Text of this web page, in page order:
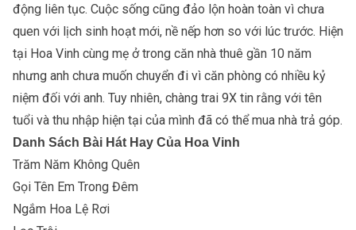
động liên tục. Cuộc sống cũng đảo lộn hoàn toàn vì chưa
quen với lịch sinh hoạt mới, nề nếp hơn so với lúc trước. Hiện
tại Hoa Vinh cùng mẹ ở trong căn nhà thuê gần 10 năm
nhưng anh chưa muốn chuyển đi vì căn phòng có nhiều kỷ
niệm đối với anh. Tuy nhiên, chàng trai 9X tin rằng với tên
tuổi và thu nhập hiện tại của mình đã có thể mua nhà trả góp.
Danh Sách Bài Hát Hay Của Hoa Vinh
Trăm Năm Không Quên
Gọi Tên Em Trong Đêm
Ngắm Hoa Lệ Rơi